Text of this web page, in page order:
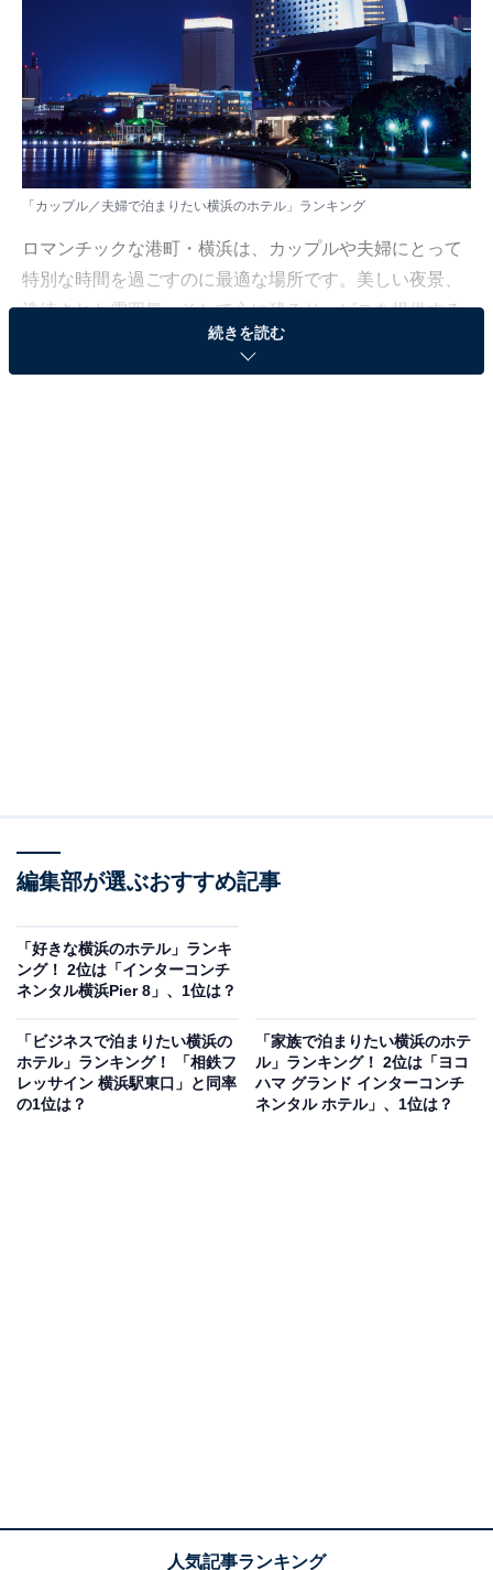
「カップル／夫婦で泊まりたい横浜のホテル」ランキング
ロマンチックな港町・横浜は、カップルや夫婦にとって
特別な時間を過ごすのに最適な場所です。美しい夜景、
洗練された雰囲気、そして心に残るサービスを提供する
ホテルが数多く点在し、記念日やプロポーズなどの大切
な瞬間を演出してくれます。
覧車が見える眺望が高く評価されています。また、高級
感やプレミアム感、ロマンチックな雰囲気についても多
回答者からは「横浜港を見渡せるハーバービュールーム
代女性／広島県）、「やはり一度はここに泊まってみた
いという憧れがあると思う。夜景も本当に綺麗でロマン
ティックです」（20代女性／東京都）、「ヨットの帆の
続きを読む
編集部が選ぶおすすめ記事
「好きな横浜のホテル」ランキ
ング！ 2位は「インターコンチ
ネンタル横浜Pier 8」、1位は？
「ビジネスで泊まりたい横浜の
ホテル」ランキング！ 「相鉄フ
レッサイン 横浜駅東口」と同率
の1位は？
「家族で泊まりたい横浜のホテ
ル」ランキング！ 2位は「ヨコ
ハマ グランド インターコンチ
ネンタル ホテル」、1位は？